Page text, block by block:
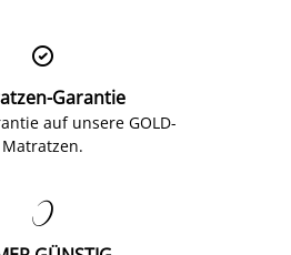

Garantie
auf unsere GOLD-
Matratzen.
